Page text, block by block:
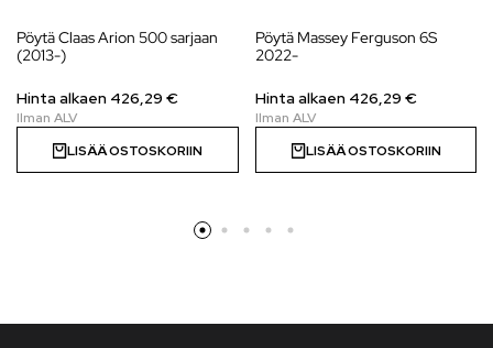
Pöytä Claas Arion 500 sarjaan
(2013-)
Hinta alkaen 426,29 €
LISÄÄ OSTOSKORIIN
Pöytä Massey Ferguson 6S
2022-
Hinta alkaen 426,29 €
LISÄÄ OSTOSKORIIN